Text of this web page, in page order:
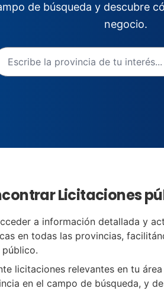
de búsqueda y descubre
negocio.
Licitaciones
a información detallada y
en todas las provincias,
licitaciones relevantes en tu
en el campo de búsqueda, y